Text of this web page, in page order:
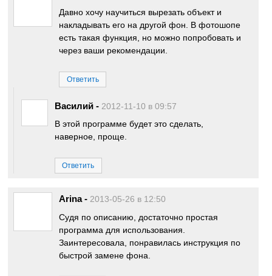
Давно хочу научиться вырезать объект и
накладывать его на другой фон. В фотошопе
есть такая функция, но можно попробовать и
через ваши рекомендации.
Ответить
Василий - 2012-11-10 в 09:57
В этой программе будет это сделать,
наверное, проще.
Ответить
Arina - 2013-05-26 в 12:50
Судя по описанию, достаточно простая
программа для использования.
Заинтересовала, понравилась инструкция по
быстрой замене фона.